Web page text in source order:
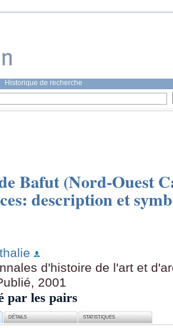
Historique de recherche
Bafut (Nord-Ouest
description et
d'histoire de l'art et
2001
par les pairs
DÉTAILS STATISTIQUES